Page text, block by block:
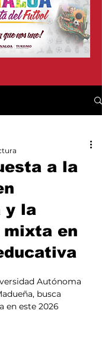
a la
y la
mixta en
Autónoma
busca
en este 2026